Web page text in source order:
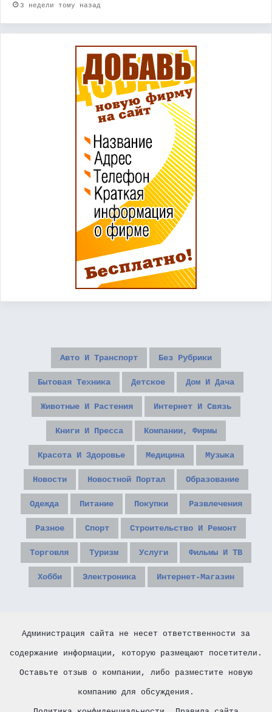
3 недели тому назад
Авто И Транспорт Без Рубрики
Бытовая Техника Детское Дом И Дача
Животные И Растения Интернет И Связь
Книги И Пресса Компании, Фирмы
Красота И Здоровье Медицина Музыка
Новости Новостной Портал Образование
Одежда Питание Покупки Развлечения
Разное Спорт Строительство И Ремонт
Торговля Туризм Услуги Фильмы И ТВ
Хобби Электроника Интернет-Магазин
Администрация сайта не несет ответственности за
содержание информации, которую размещают посетители.
Оставьте отзыв о компании, либо разместите новую
компанию для обсуждения.